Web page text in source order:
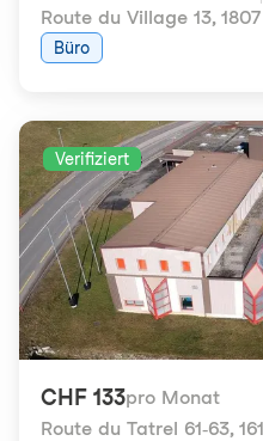
Route du Village 13,
Büro
Verifiziert
CHF 133pro Monat
Route du Tatrel 61-63,